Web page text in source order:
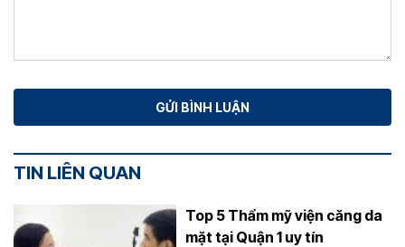
TIN LIÊN QUAN
Top 5 Thẩm mỹ viện căng da
mặt tại Quận 1 uy tín